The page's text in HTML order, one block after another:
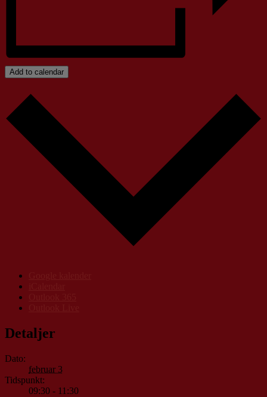
Add to calendar
Detaljer
Dato:
februar 3
Tidspunkt:
09:30 - 11:30